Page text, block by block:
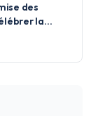
des
la
de